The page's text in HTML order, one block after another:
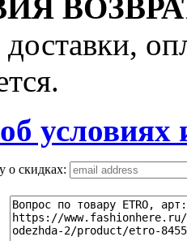
условиях
о скидках: